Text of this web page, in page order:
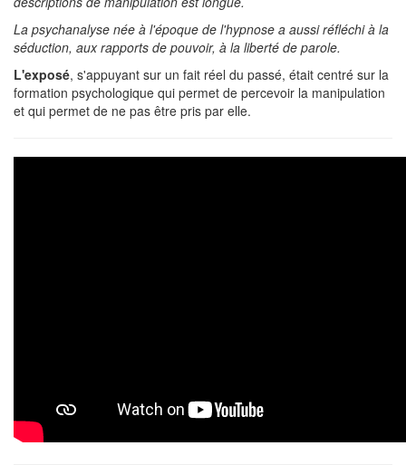
La psychanalyse née à l'époque de l'hypnose a aussi réfléchi à la
séduction, aux rapports de pouvoir, à la liberté de parole.
L'exposé, s'appuyant sur un fait réel du passé, était centré sur la
formation psychologique qui permet de percevoir la manipulation
et qui permet de ne pas être pris par elle.